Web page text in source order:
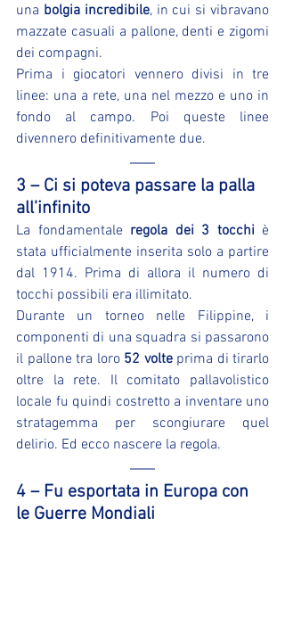
una bolgia incredibile, in cui si vibravano
mazzate casuali a pallone, denti e zigomi
dei compagni.
Prima i giocatori vennero divisi in tre
linee: una a rete, una nel mezzo e uno in
fondo al campo. Poi queste linee
divennero definitivamente due.
3 – Ci si poteva passare la palla
all’infinito
La fondamentale regola dei 3 tocchi è
stata ufficialmente inserita solo a partire
dal 1914. Prima di allora il numero di
tocchi possibili era illimitato.
Durante un torneo nelle Filippine, i
componenti di una squadra si passarono
il pallone tra loro 52 volte prima di tirarlo
oltre la rete. Il comitato pallavolistico
locale fu quindi costretto a inventare uno
stratagemma per scongiurare quel
delirio. Ed ecco nascere la regola.
4 – Fu esportata in Europa con
le Guerre Mondiali